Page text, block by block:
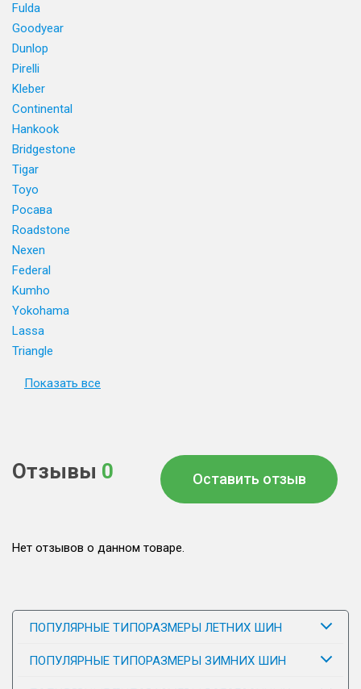
Fulda
Goodyear
Dunlop
Pirelli
Kleber
Continental
Hankook
Bridgestone
Tigar
Toyo
Росава
Roadstone
Nexen
Federal
Kumho
Yokohama
Lassa
Triangle
Показать все
Отзывы 0 Оставить отзыв
Нет отзывов о данном товаре.
ПОПУЛЯРНЫЕ ТИПОРАЗМЕРЫ ЛЕТНИХ ШИН
ПОПУЛЯРНЫЕ ТИПОРАЗМЕРЫ ЗИМНИХ ШИН